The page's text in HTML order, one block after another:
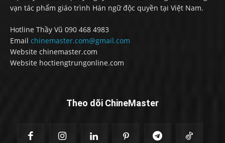
vạn tác phẩm giáo trình Hán ngữ độc quyền tại Việt Nam.
Hotline Thầy Vũ 090 468 4983
Email chinemaster.com@gmail.com
Website chinemaster.com
Website hoctiengtrungonline.com
Theo dõi ChineMaster